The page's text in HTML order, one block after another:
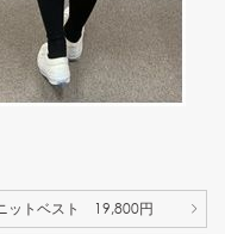
ットベスト 19,800円